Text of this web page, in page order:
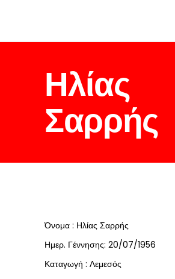
Ηλίας
Σαρρής
Όνομα : Ηλίας Σαρρής
Ημερ. Γέννησης: 20/07/1956
Καταγωγή : Λεμεσός